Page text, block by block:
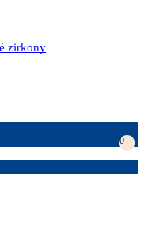
zirkony
0